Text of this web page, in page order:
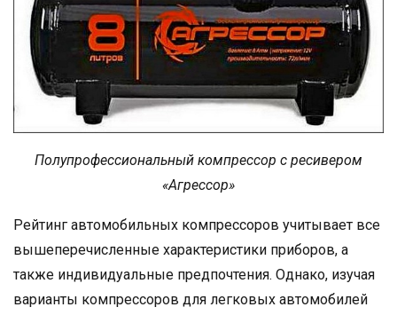
Полупрофессиональный компрессор с ресивером
«Агрессор»
Рейтинг автомобильных компрессоров учитывает все
вышеперечисленные характеристики приборов, а
также индивидуальные предпочтения. Однако, изучая
варианты компрессоров для легковых автомобилей